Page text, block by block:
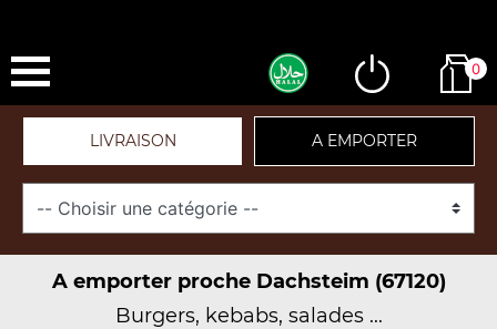
0
LIVRAISON A EMPORTER
A emporter proche Dachsteim (67120)
Burgers, kebabs, salades ...